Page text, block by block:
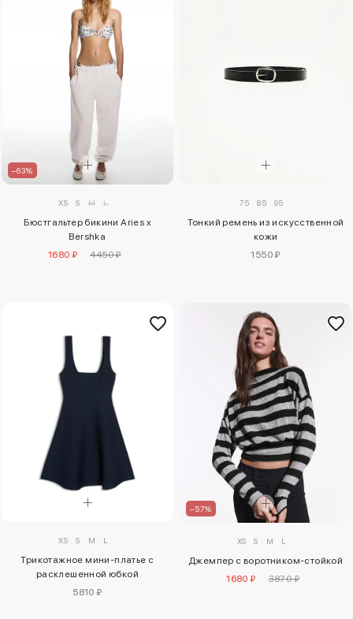
–63%
XS S M L
Бюстгальтер бикини Aries x
Bershka
1680 ₽
4450 ₽
75 85 95
Тонкий ремень из искусственной
кожи
1550 ₽
XS S M L
Трикотажное мини-платье с
расклешенной юбкой
5810 ₽
–57%
XS S M L
Джемпер с воротником-стойкой
1680 ₽
3870 ₽